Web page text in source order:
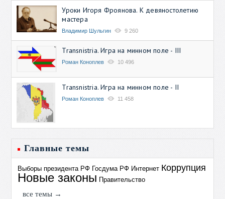
Уроки Игоря Фроянова. К девяностолетию
мастера
Владимир Шульгин 9 260
Transnistria. Игра на минном поле - III
Роман Коноплев 10 496
Transnistria. Игра на минном поле - II
Роман Коноплев 11 458
Главные темы
Выборы президента РФ Госдума РФ Интернет Коррупция
Новые законы Правительство
все темы →